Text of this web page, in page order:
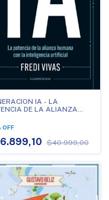
IA - LA
DE LA ALIANZA
ARTIFICIAL
OFF
$40.999,00